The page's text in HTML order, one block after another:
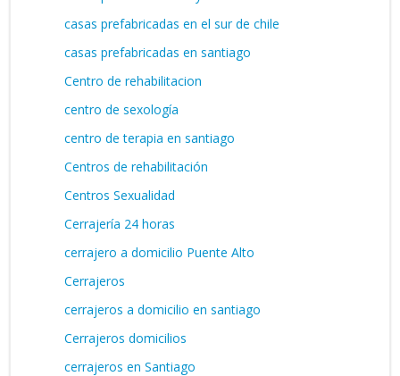
casas prefabricadas en el sur de chile
casas prefabricadas en santiago
Centro de rehabilitacion
centro de sexología
centro de terapia en santiago
Centros de rehabilitación
Centros Sexualidad
Cerrajería 24 horas
cerrajero a domicilio Puente Alto
Cerrajeros
cerrajeros a domicilio en santiago
Cerrajeros domicilios
cerrajeros en Santiago